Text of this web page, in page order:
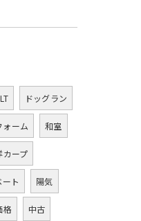
ドッグラン
ォーム 和室
カープ
ト 陽気
格 中古